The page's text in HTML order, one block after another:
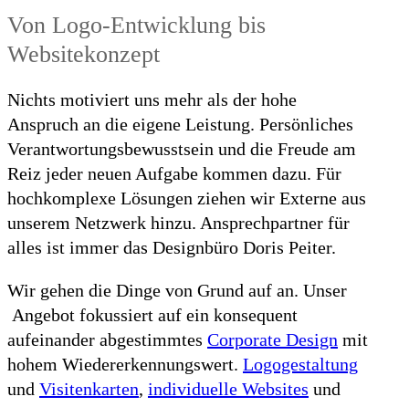
Von Logo-Entwicklung bis
Websitekonzept
Nichts motiviert uns mehr als der hohe
Anspruch an die eigene Leistung. Persönliches
Verantwortungsbewusstsein und die Freude am
Reiz jeder neuen Aufgabe kommen dazu. Für
hochkomplexe Lösungen ziehen wir Externe aus
unserem Netzwerk hinzu. Ansprechpartner für
alles ist immer das Designbüro Doris Peiter.
Wir gehen die Dinge von Grund auf an. Unser
Angebot fokussiert auf ein konsequent
aufeinander abgestimmtes Corporate Design mit
hohem Wiedererkennungswert. Logogestaltung
und Visitenkarten, individuelle Websites und